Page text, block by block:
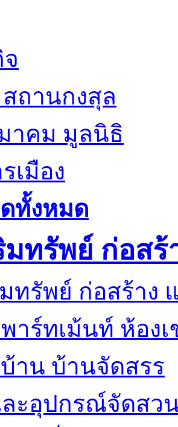
ถานกงสุล
าคม มูลนิธิ
เมือง
ทั้งหมด
มทรัพย์ ก่อส
าร์ทเม้นท์ ห้องเ
าน บ้านจัดสรร
ะอุปกรณ์จัดสว